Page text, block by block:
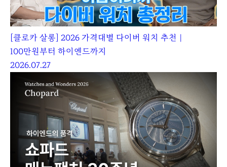
[클로카 살롱] 2026 가격대별 다이버 워치 추천｜
100만원부터 하이엔드까지
2026.07.27